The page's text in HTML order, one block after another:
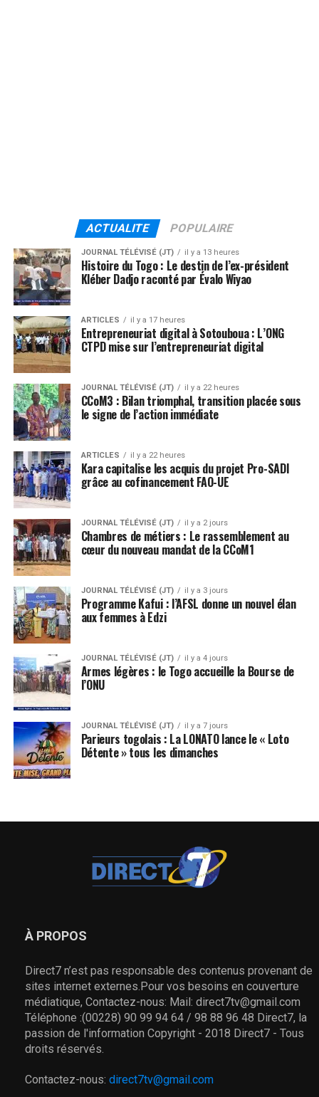
ACTUALITE POPULAIRE
JOURNAL TÉLÉVISÉ (JT) il y a 13 heures
Histoire du Togo : Le destin de l’ex-président
Kléber Dadjo raconté par Évalo Wiyao
ARTICLES il y a 17 heures
Entrepreneuriat digital à Sotouboua : L’ONG
CTPD mise sur l’entrepreneuriat digital
JOURNAL TÉLÉVISÉ (JT) il y a 22 heures
CCoM3 : Bilan triomphal, transition placée sous
le signe de l’action immédiate
ARTICLES il y a 22 heures
Kara capitalise les acquis du projet Pro-SADI
grâce au cofinancement FAO-UE
JOURNAL TÉLÉVISÉ (JT) il y a 2 jours
Chambres de métiers : Le rassemblement au
cœur du nouveau mandat de la CCoM1
JOURNAL TÉLÉVISÉ (JT) il y a 3 jours
Programme Kafui : l’AFSL donne un nouvel élan
aux femmes à Edzi
JOURNAL TÉLÉVISÉ (JT) il y a 4 jours
Armes légères : le Togo accueille la Bourse de
l’ONU
JOURNAL TÉLÉVISÉ (JT) il y a 7 jours
Parieurs togolais : La LONATO lance le « Loto
Détente » tous les dimanches
À PROPOS
Direct7 n’est pas responsable des contenus provenant de
sites internet externes.Pour vos besoins en couverture
médiatique, Contactez-nous: Mail: direct7tv@gmail.com
Téléphone :(00228) 90 99 94 64 / 98 88 96 48 Direct7, la
passion de l'information Copyright - 2018 Direct7 - Tous
droits réservés.
Contactez-nous: direct7tv@gmail.com